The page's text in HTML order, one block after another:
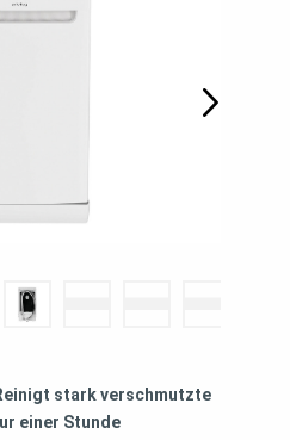
stark verschmutzte
einer Stunde